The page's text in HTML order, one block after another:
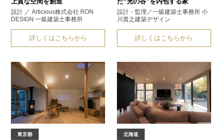
設計 ／ Articious株式会社 RON
DESIGN 一級建築士事務所
詳しくはこちらから
設計・監理／一級建築士事務所小
川貴之建築デザイン
詳しくはこちらから
東京都 北海道